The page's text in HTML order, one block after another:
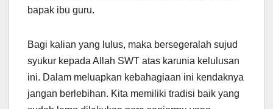
bapak ibu guru.
Bagi kalian yang lulus, maka bersegeralah sujud
syukur kepada Allah SWT atas karunia kelulusan
ini. Dalam meluapkan kebahagiaan ini kendaknya
jangan berlebihan. Kita memiliki tradisi baik yang